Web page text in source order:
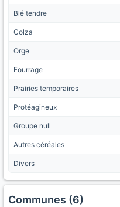
Blé tendre
Colza
Orge
Fourrage
Prairies temporaires
Protéagineux
Groupe null
Autres céréales
Divers
Communes (6)